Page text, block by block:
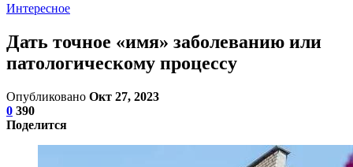
Интересное
Дать точное «имя» заболеванию или
патологическому процессу
Опубликовано Окт 27, 2023
0 390
Поделится